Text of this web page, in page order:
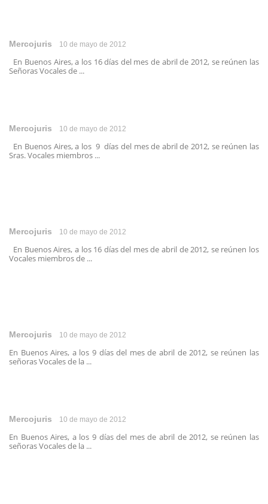
Mercojuris 10 de mayo de 2012
En Buenos Aires, a los 16 días del mes de abril de 2012, se reúnen las
Señoras Vocales de ...
Mercojuris 10 de mayo de 2012
En Buenos Aires, a los 9 días del mes de abril de 2012, se reúnen las
Sras. Vocales miembros ...
Mercojuris 10 de mayo de 2012
En Buenos Aires, a los 16 días del mes de abril de 2012, se reúnen los
Vocales miembros de ...
Mercojuris 10 de mayo de 2012
En Buenos Aires, a los 9 días del mes de abril de 2012, se reúnen las
señoras Vocales de la ...
Mercojuris 10 de mayo de 2012
En Buenos Aires, a los 9 días del mes de abril de 2012, se reúnen las
señoras Vocales de la ...